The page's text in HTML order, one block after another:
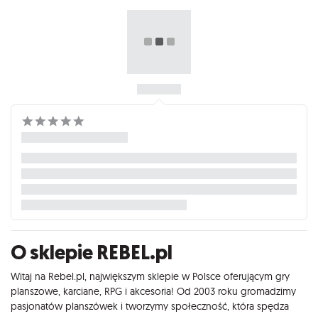
O sklepie REBEL.pl
Witaj na Rebel.pl, największym sklepie w Polsce oferującym gry
planszowe, karciane, RPG i akcesoria! Od 2003 roku gromadzimy
pasjonatów planszówek i tworzymy społeczność, która spędza